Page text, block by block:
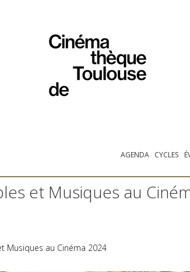
AGENDA CYCLES
et Musiques au
Musiques au Cinéma 2024